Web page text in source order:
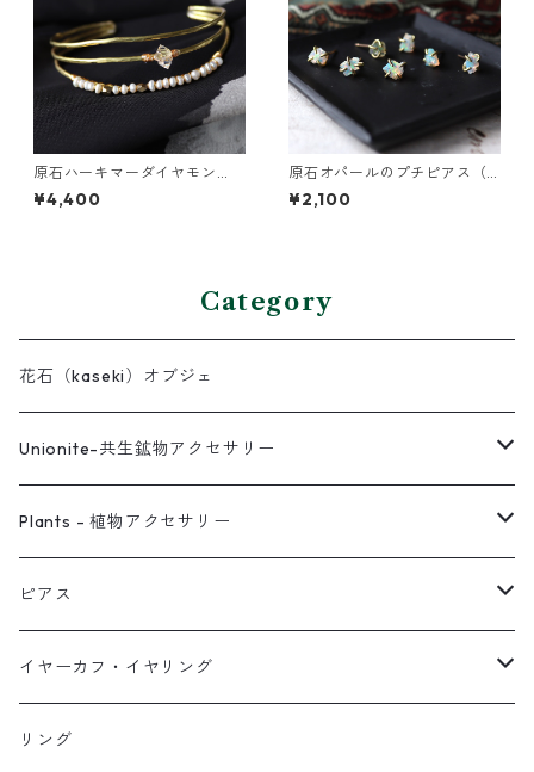
原石ハーキマーダイヤモン
ド・パールの3連バングル
¥4,400
原石オパールのプチピアス（1
粒/片方）
¥2,100
Category
花石（kaseki）オブジェ
Unionite-共生鉱物アクセサリー
ピアス
ネックレス
イヤーカフ
イヤリング
Plants - 植物アクセサリー
ピアス
ネックレス
リング
ピアス
スタッド・一粒
フック・ぶら下がり
イヤーカフ・イヤリング
原石イヤーカフ
リング